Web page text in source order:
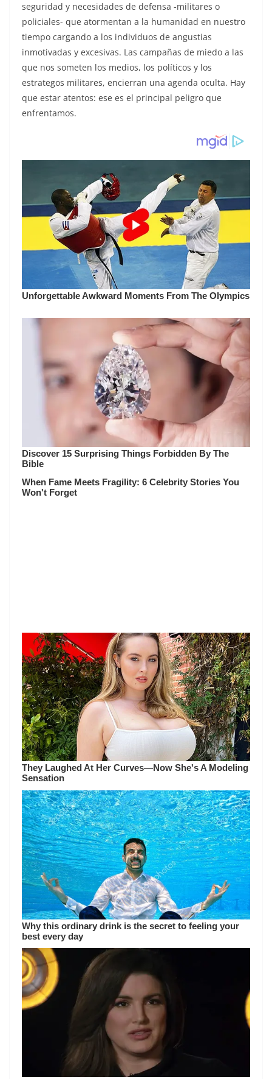
seguridad y necesidades de defensa -militares o
policiales- que atormentan a la humanidad en nuestro
tiempo cargando a los individuos de angustias
inmotivadas y excesivas. Las campañas de miedo a las
que nos someten los medios, los políticos y los
estrategos militares, encierran una agenda oculta. Hay
que estar atentos: ese es el principal peligro que
enfrentamos.